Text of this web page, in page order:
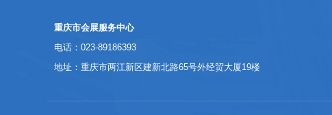
重庆市会展服务中心
电话：023-89186393
地址：重庆市两江新区建新北路65号外经贸大厦19楼